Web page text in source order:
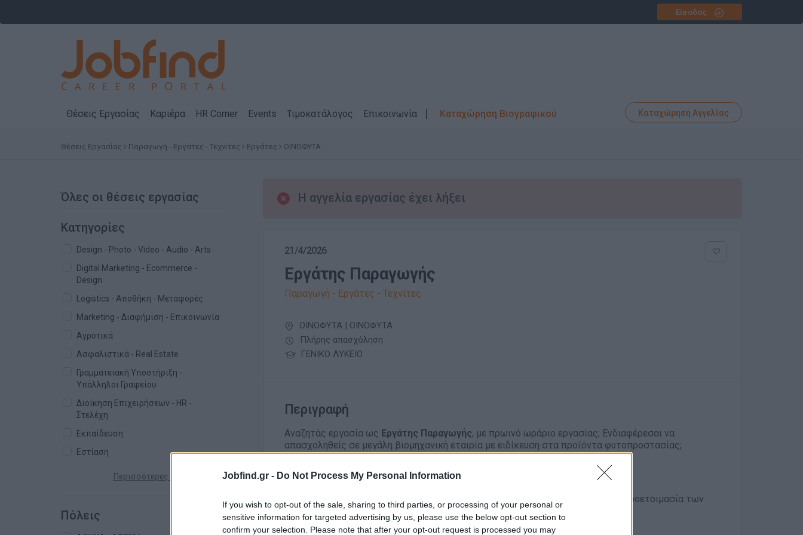
Jobfind.gr - Do Not Process My Personal Information
If you wish to opt-out of the sale, sharing to third parties, or processing of your personal or
sensitive information for targeted advertising by us, please use the below opt-out section to
confirm your selection. Please note that after your opt-out request is processed you may
Είσοδος
Θέσεις Εργασίας Καριέρα HR Corner Events Τιμοκατάλογος Επικοινωνία Καταχώρηση Βιογραφικού Καταχώρηση Αγγελίας
Θέσεις Εργασίας Παραγωγή - Εργάτες - Τεχνίτες Εργάτες ΟΙΝΟΦΥΤΑ
Όλες οι θέσεις εργασίας
Κατηγορίες
Design - Photo - Video - Audio - Arts
Digital Marketing - Ecommerce -
Design
Logistics - Αποθήκη - Μεταφορές
Marketing - Διαφήμιση - Επικοινωνία
Αγροτικά
Ασφαλιστικά - Real Estate
Γραμματειακή Υποστήριξη -
Υπάλληλοι Γραφείου
Διοίκηση Επιχειρήσεων - HR -
Στελέχη
Εκπαίδευση
Εστίαση
Περισσότερες κατηγορίες +
Πόλεις
Η αγγελία εργασίας έχει λήξει
21/4/2026
Εργάτης Παραγωγής
Παραγωγή - Εργάτες - Τεχνίτες
ΟΙΝΟΦΥΤΑ | ΟΙΝΟΦΥΤΑ
Πλήρης απασχόληση
ΓΕΝΙΚΟ ΛΥΚΕΙΟ
Περιγραφή
Αναζητάς εργασία ως Εργάτης Παραγωγής, με πρωινό ωράριο εργασίας; Ενδιαφέρεσαι να
απασχοληθείς σε μεγάλη βιομηχανική εταιρία με ειδίκευση στα προϊόντα φυτοπροστασίας;
Ως Εργάτης Παραγωγής οι αρμοδιότητες σου θα είναι:
Υποστήριξη στη φόρτωση και εκφόρτωση πρώτων υλών, καθώς και στην προετοιμασία των
τελικών προϊόντων.
Εκτέλεση βοηθητικών εργασιών εντός του τμήματος παραγωγής.